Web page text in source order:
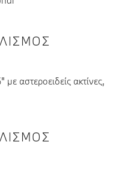
αστεροειδείς ακτίνες,